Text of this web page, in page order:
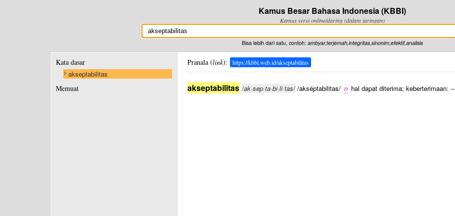
Kamus Besar Bahasa Indonesia (KBBI)
Kamus versi online/daring (dalam jaringan)
Bisa lebih dari satu, contoh: ambyar,terjemah,integritas,sinonim,efektif,analisis
Kata dasar
akseptabilitas
Memuat
Pranala (link): https://kbbi.web.id/akseptabilitas
akseptabilitas /ak·sep·ta·bi·li·tas//akséptabilitas/ n hal dapat diterima; keberterimaan: --